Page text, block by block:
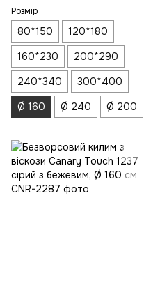
Розмір
80*150
120*180
160*230
200*290
240*340
300*400
Ø 160
Ø 240 Ø 200